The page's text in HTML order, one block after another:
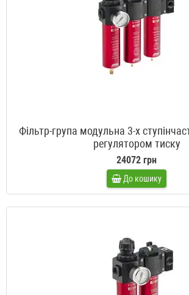
Фільтр-група модульна 3-х
регулятором тиску
24072 грн
До кошику